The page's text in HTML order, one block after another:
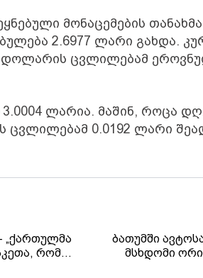
მონაცემების
2.6977 ლარი გახდა.
დოლარის ცვლილებამ
3.0004 ლარია. მაშინ, როცა
ცვლილებამ 0.0192 ლარი
„ქართულმა
რომ
ბათუმში
მსხდომი